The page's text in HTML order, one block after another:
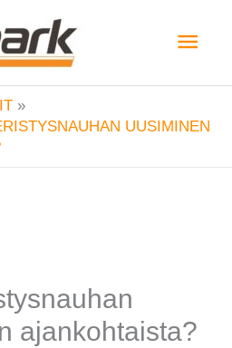
UUSIMINEN
ajankohtaista?